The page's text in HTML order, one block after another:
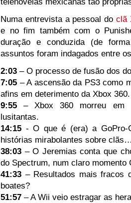
Numa entrevista a pessoal do clã
e no fim também com o
duração e conduzida (de
assuntos foram indagados entre
2:03 – O processo de fusão dos
7:05 – A ascensão da PS3 como
afins em deterimento da Xbox 360.
9:55 – Xbox 360 morreu em
lusitantas.
14:15 - O que é (era) a GoPro-
histórias mirabolantes sobre
38:03 – O Jeremias conta que
do Spectrum, num claro momento
41:33 – Resultados mais fracos
boates?
51:57 – A Wii veio estragar as